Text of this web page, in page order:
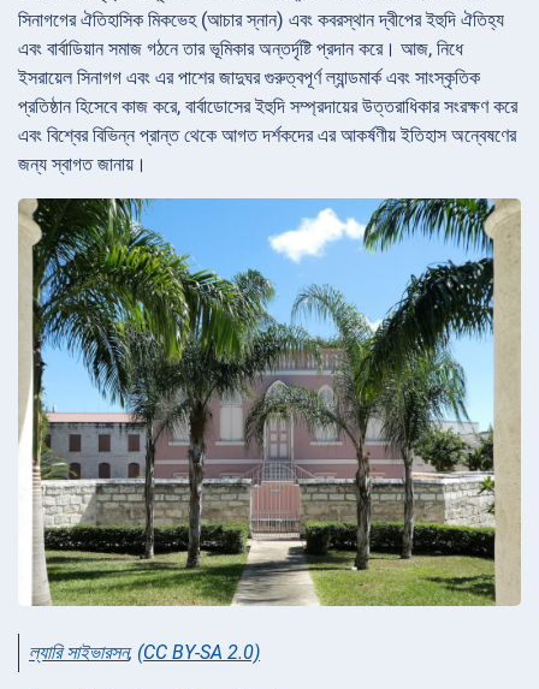
সিনাগগের ঐতিহাসিক মিকভেহ (আচার স্নান) এবং কবরস্থান দ্বীপের ইহুদি ঐতিহ্য
এবং বার্বাডিয়ান সমাজ গঠনে তার ভূমিকার অন্তর্দৃষ্টি প্রদান করে। আজ, নিধে
ইসরায়েল সিনাগগ এবং এর পাশের জাদুঘর গুরুত্বপূর্ণ ল্যান্ডমার্ক এবং সাংস্কৃতিক
প্রতিষ্ঠান হিসেবে কাজ করে, বার্বাডোসের ইহুদি সম্প্রদায়ের উত্তরাধিকার সংরক্ষণ করে
এবং বিশ্বের বিভিন্ন প্রান্ত থেকে আগত দর্শকদের এর আকর্ষণীয় ইতিহাস অন্বেষণের
জন্য স্বাগত জানায়।
ল্যারি সাইভারসন, (CC BY-SA 2.0)